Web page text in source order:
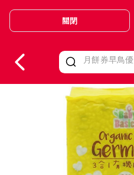
Valid Until 30 June 2026
關閉